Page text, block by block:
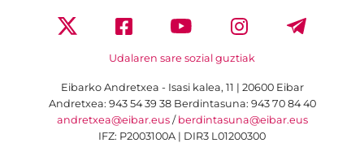
Udalaren sare sozial guztiak
Eibarko Andretxea - Isasi kalea, 11 | 20600 Eibar
Andretxea: 943 54 39 38 Berdintasuna: 943 70 84 40
andretxea@eibar.eus/ berdintasuna@eibar.eus
IFZ: P2003100A | DIR3 L01200300